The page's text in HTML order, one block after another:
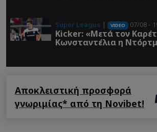
Super League | VIDEO 07/08 -
Kicker: «Μετά τον
Κωνσταντέλια η
Αποκλειστική προσφορά
γνωριμίας* από τη Novibet!